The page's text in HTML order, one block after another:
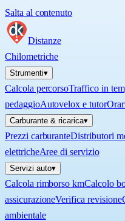
Salta al contenuto
Distanze
Chilometriche
Strumenti▾
Calcola percorsoTraffico in
pedaggioAutovelox e tutor
Carburante & ricarica▾
Prezzi carburanteDistributori
elettricheAree di servizio
Servizi auto▾
Calcola rimborso kmCalcolo
assicurazioneVerifica revisione
ambientale